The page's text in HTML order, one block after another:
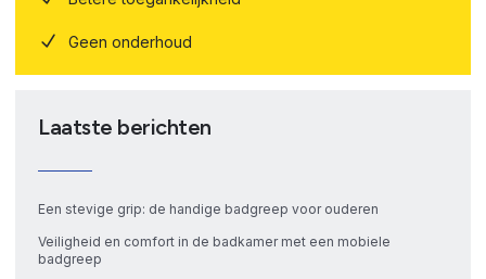
Geen onderhoud
Laatste berichten
Een stevige grip: de handige badgreep voor ouderen
Veiligheid en comfort in de badkamer met een mobiele
badgreep